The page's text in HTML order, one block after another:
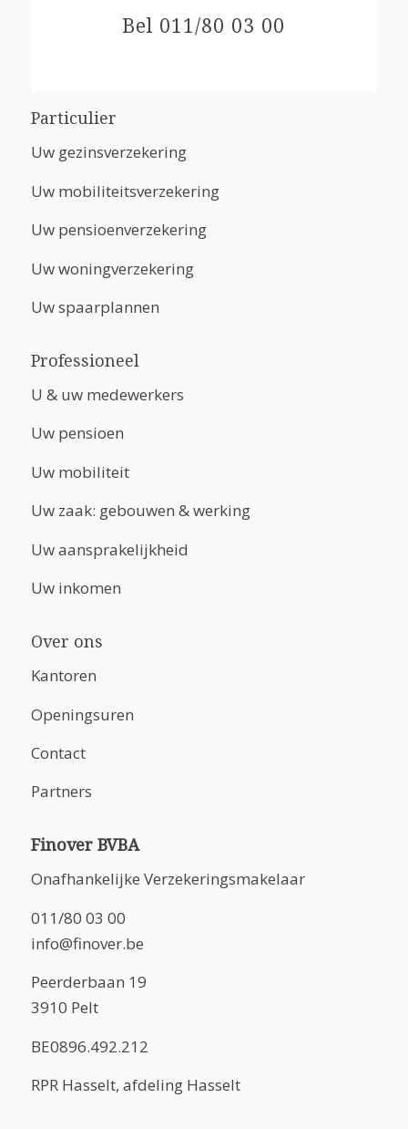
Bel 011/80 03 00
Particulier
Uw gezinsverzekering
Uw mobiliteitsverzekering
Uw pensioenverzekering
Uw woningverzekering
Uw spaarplannen
Professioneel
U & uw medewerkers
Uw pensioen
Uw mobiliteit
Uw zaak: gebouwen & werking
Uw aansprakelijkheid
Uw inkomen
Over ons
Kantoren
Openingsuren
Contact
Partners
Finover BVBA
Onafhankelijke Verzekeringsmakelaar
011/80 03 00
info@finover.be
Peerderbaan 19
3910 Pelt
BE0896.492.212
RPR Hasselt, afdeling Hasselt